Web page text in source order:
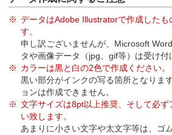
データはAdobe Illustratorで作成したも
す。
申し訳ございませんが、Microsoft
タや画像データ（jpg、gif等）は受け付
カラーは黒と白の2色で作成ください。
黒い部分がインクの写る箇所となりま
ョンは作成できません。
文字サイズは8pt以上推奨、そして必
い致します。
あまりに小さい文字や太文字等は、ゴ